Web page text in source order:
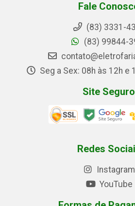
Fale
(83) 3331-
(83) 99844-
Seg a Sex: 08h às 12h e
Site Seguro
Redes
Instagram
YouTube